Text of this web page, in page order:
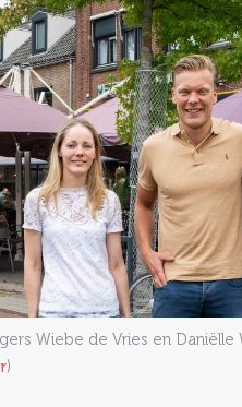
Wiebe de Vries en
)